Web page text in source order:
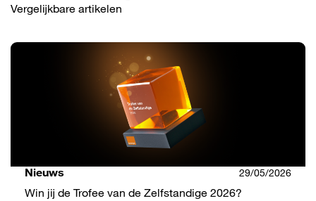
Vergelijkbare artikelen
Nieuws 29/05/2026
Win jij de Trofee van de Zelfstandige 2026?